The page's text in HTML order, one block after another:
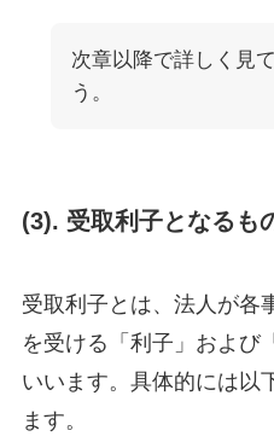
次章以降で詳しく見
う。
(3). 受取利子となるも
受取利子とは、法人が各
を受ける「利子」および
いいます。具体的には以
ます。